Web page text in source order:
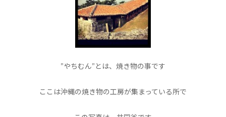
”やちむん”とは、焼き物の事です
ここは沖縄の焼き物の工房が集まっている所で